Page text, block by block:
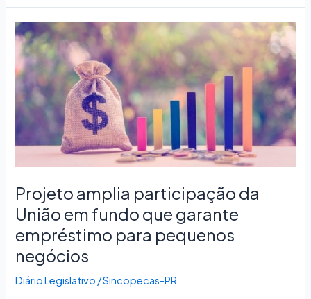
Projeto amplia participação da
União em fundo que garante
empréstimo para pequenos
negócios
Diário Legislativo /Sincopecas-PR
Projeto
amplia
participação
da
União
em
que
para
pequenos
negócios